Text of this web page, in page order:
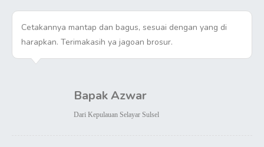
Cetakannya mantap dan bagus, sesuai dengan yang di
harapkan. Terimakasih ya jagoan brosur.
Bapak Azwar
Dari Kepulauan Selayar Sulsel